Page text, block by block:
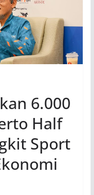
6.000
Half
Sport